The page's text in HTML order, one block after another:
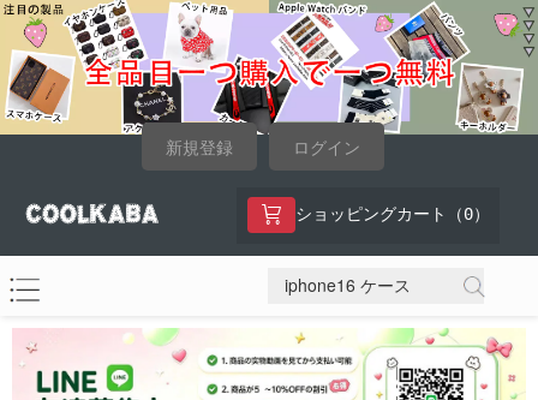
新規登録 ログイン
ショッピングカート（ 0）